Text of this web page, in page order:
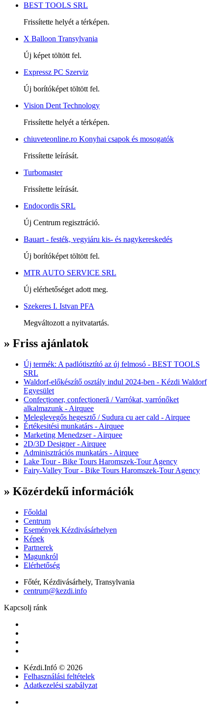
BEST TOOLS SRL
Frissítette helyét a térképen.
X Balloon Transylvania
Új képet töltött fel.
Expressz PC Szerviz
Új borítóképet töltött fel.
Vision Dent Technology
Frissítette helyét a térképen.
chiuveteonline.ro Konyhai csapok és mosogatók
Frissítette leírását.
Turbomaster
Frissítette leírását.
Endocordis SRL
Új Centrum regisztráció.
Bauart - festék, vegyiáru kis- és nagykereskedés
Új borítóképet töltött fel.
MTR AUTO SERVICE SRL
Új elérhetőséget adott meg.
Szekeres I. Istvan PFA
Megváltozott a nyitvatartás.
» Friss ajánlatok
Új termék: A padlótisztító az új felmosó - BEST TOOLS
SRL
Waldorf-előkészítő osztály indul 2024-ben - Kézdi Waldorf
Egyesület
Confecționer, confecționeră / Varrókat, varrónőket
alkalmazunk - Airquee
Meleglevegős hegesztő / Sudura cu aer cald - Airquee
Értékesitési munkatárs - Airquee
Marketing Menedzser - Airquee
2D/3D Designer - Airquee
Adminisztrációs munkatárs - Airquee
Lake Tour - Bike Tours Haromszek-Tour Agency
Fairy-Valley Tour - Bike Tours Haromszek-Tour Agency
» Közérdekű információk
Főoldal
Centrum
Események Kézdivásárhelyen
Képek
Partnerek
Magunkról
Elérhetőség
Főtér, Kézdivásárhely, Transylvania
centrum@kezdi.info
Kapcsolj ránk
Kézdi.Infó © 2026
Felhasználási feltételek
Adatkezelési szabályzat